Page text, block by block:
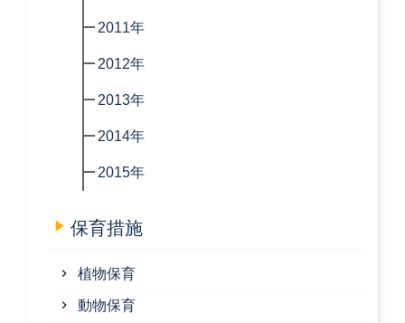
2011年
2012年
2013年
2014年
2015年
保育措施
植物保育
動物保育